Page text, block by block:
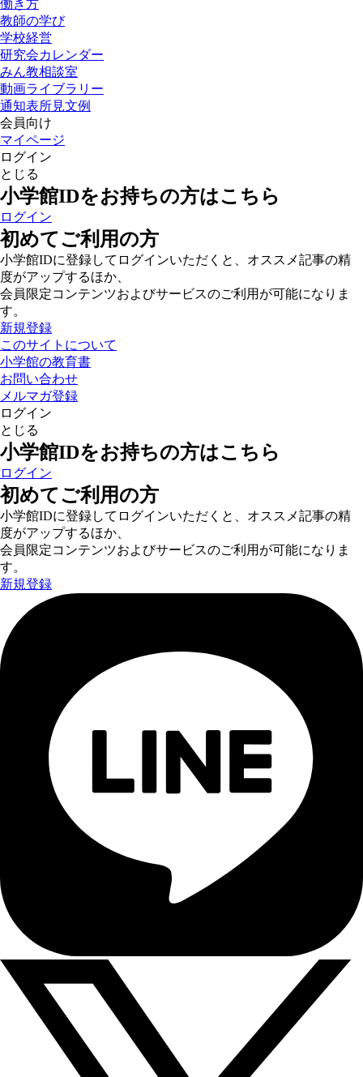
働き方
教師の学び
学校経営
研究会カレンダー
みん教相談室
動画ライブラリー
通知表所見文例
会員向け
マイページ
ログイン
とじる
小学館IDをお持ちの方はこちら
ログイン
初めてご利用の方
小学館IDに登録してログインいただくと、オススメ記事の精
度がアップするほか、
会員限定コンテンツおよびサービスのご利用が可能になりま
す。
新規登録
このサイトについて
小学館の教育書
お問い合わせ
メルマガ登録
ログイン
とじる
小学館IDをお持ちの方はこちら
ログイン
初めてご利用の方
小学館IDに登録してログインいただくと、オススメ記事の精
度がアップするほか、
会員限定コンテンツおよびサービスのご利用が可能になりま
す。
新規登録